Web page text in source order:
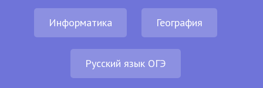
Информатика География
Русский язык ОГЭ